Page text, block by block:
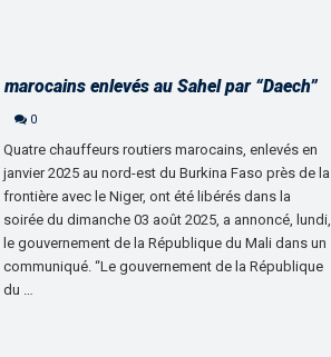
enlevés au Sahel par “Daech”
0
Quatre chauffeurs routiers marocains, enlevés en
janvier 2025 au nord-est du Burkina Faso près de la
frontière avec le Niger, ont été libérés dans la
soirée du dimanche 03 août 2025, a annoncé, lundi,
le gouvernement de la République du Mali dans un
communiqué. “Le gouvernement de la République
du …